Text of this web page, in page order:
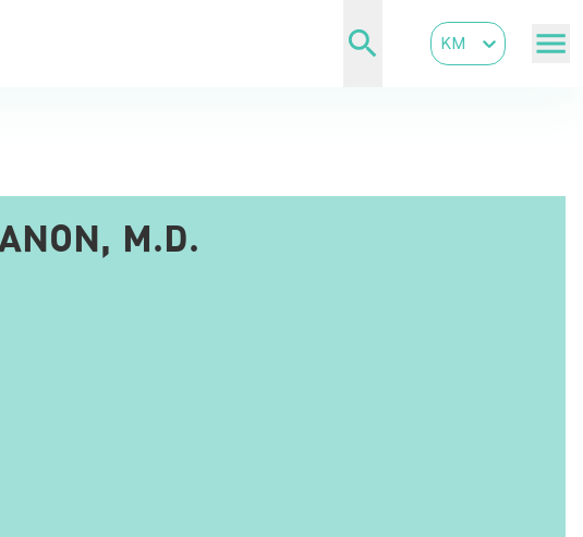
KM
M.D.